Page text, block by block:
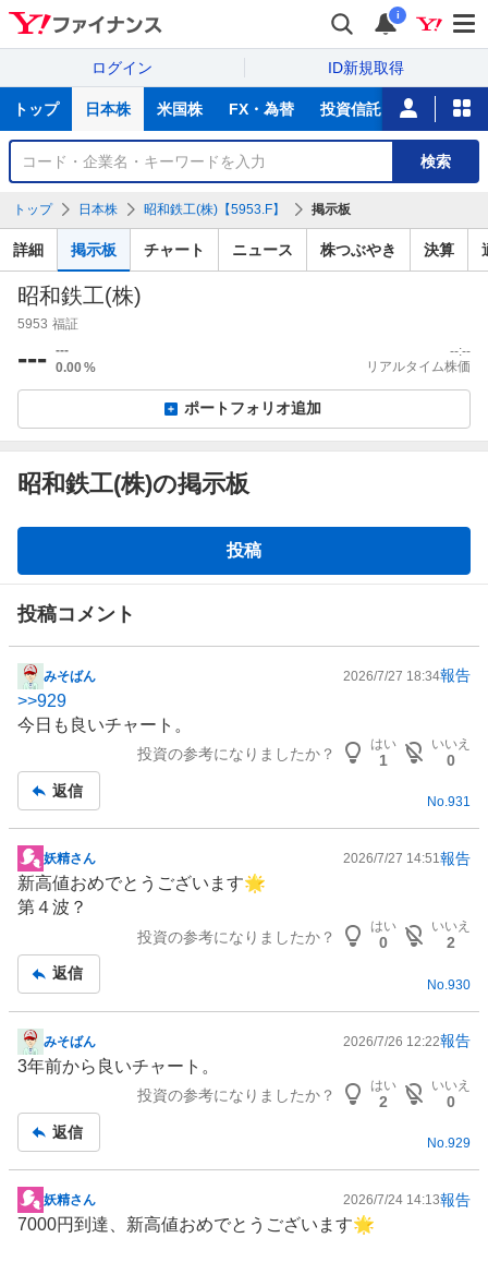
i
ログイン ID新規取得
サ
トップ 日本株 米国株 FX・為替 投資信託 ニュース
銘
検
索
検索
トップ 日本株 昭和鉄工(株)【5953.F】 掲示板
詳細 掲示板 チャート ニュース 株つぶやき 決算
昭和鉄工(株)
5953 福証
--- ---
0.00%
--:--
リアルタイム株価
ポートフォリオ追加
昭和鉄工(株)の掲示板
板
投稿
投稿コメント
掲
示
板
みそばん 2026/7/27 18:34報告
>>929
今日も良いチャート。
投資の参考になりましたか？
はい
1
いいえ
0
返信
No.931
掲
示
板
妖精さん 2026/7/27 14:51報告
新高値おめでとうございます🌟
第４波？
投資の参考になりましたか？
はい
0
いいえ
2
返信
No. 930
掲
示
事
みそばん 2026/7/26 12:22報告
3年前から良いチャート。
投資の参考になりましたか？
はい
2
いいえ
0
返信
No.929
掲
示
妖精さん 2026/7/24 14:13報告
7000円到達、新高値おめでとうございます🌟